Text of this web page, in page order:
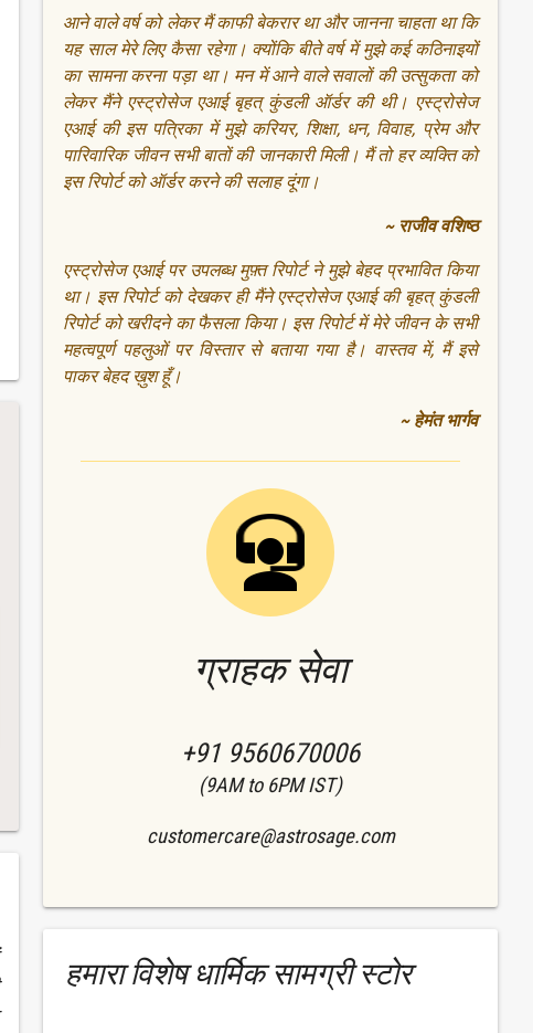
आने वाले वर्ष को लेकर मैं काफी बेकरार था और जानना चाहता था कि
यह साल मेरे लिए कैसा रहेगा। क्योंकि बीते वर्ष में मुझे कई कठिनाइयों
का सामना करना पड़ा था। मन में आने वाले सवालों की उत्सुकता को
लेकर मैंने एस्ट्रोसेज एआई बृहत् कुंडली ऑर्डर की थी। एस्ट्रोसेज
एआई की इस पत्रिका में मुझे करियर, शिक्षा, धन, विवाह, प्रेम और
पारिवारिक जीवन सभी बातों की जानकारी मिली। मैं तो हर व्यक्ति को
इस रिपोर्ट को ऑर्डर करने की सलाह दूंगा।
~ राजीव वशिष्ठ
एस्ट्रोसेज एआई पर उपलब्ध मुफ़्त रिपोर्ट ने मुझे बेहद प्रभावित किया
था। इस रिपोर्ट को देखकर ही मैंने एस्ट्रोसेज एआई की बृहत् कुंडली
रिपोर्ट को खरीदने का फैसला किया। इस रिपोर्ट में मेरे जीवन के सभी
महत्वपूर्ण पहलुओं पर विस्तार से बताया गया है। वास्तव में, मैं इसे
पाकर बेहद ख़ुश हूँ।
~ हेमंत भार्गव
ग्राहक सेवा
+91 9560670006
(9AM to 6PM IST)
customercare@astrosage.com
हमारा विशेष धार्मिक सामग्री स्टोर